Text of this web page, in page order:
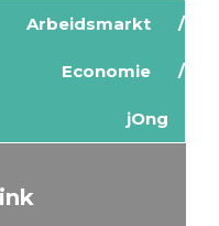
Arbeidsmarkt
Economie
jOng